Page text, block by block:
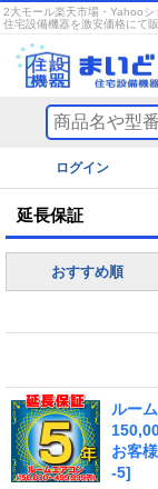
2大モール楽天市場・Yahooシ
住宅設備機器を激安価格にて販
ログイン
延長保証
おすすめ順
ルー
お客
-5]